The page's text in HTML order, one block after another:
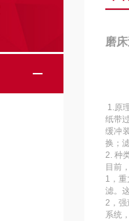
磨
1.原
纸带
缓冲
换；
2. 种
目前
1，
滤。
2，强
系统